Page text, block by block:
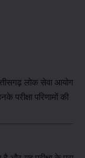
लोक सेवा आयोग
परीक्षा परिणामों की